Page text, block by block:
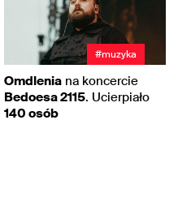
#muzyka
Omdlenia na koncercie
Bedoesa 2115. Ucierpiało
140 osób